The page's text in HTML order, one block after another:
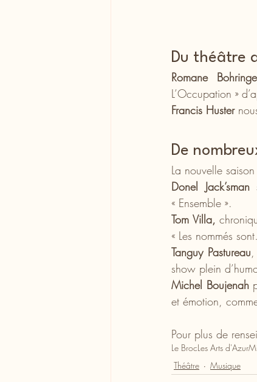
Du théâtre
Romane
L’Occupation »
Francis Huster
De
La nouvelle
Donel Jack’sman
« Ensemble ».
Tom Villa,
« Les nommés
Tanguy Pastureau
show plein
Michel Boujenah
et émotion,
Pour plus de
Le BrocLes Arts d'Azur
Théâtre
Musique